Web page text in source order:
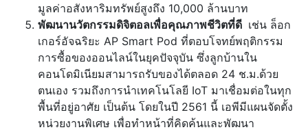
มูลค่าอสังหาริมทรัพย์สูงถึง 10,000 ล้านบาท
พัฒนานวัตกรรมดิจิตอลเพื่อคุณภาพชีวิตที่ดี เช่น ล็อก
เกอร์อัจฉริยะ AP Smart Pod ที่ตอบโจทย์พฤติกรรม
การซื้อของออนไลน์ในยุคปัจจุบัน ซึ่งลูกบ้านใน
คอนโดมิเนียมสามารถรับของได้ตลอด 24 ช.ม.ด้วย
ตนเอง รวมถึงการนำเทคโนโลยี IoT มาเชื่อมต่อในทุก
พื้นที่อยู่อาศัย เป็นต้น โดยในปี 2561 นี้ เอพีมีแผนจัดตั้ง
หน่วยงานพิเศษ เพื่อทำหน้าที่คิดค้นและพัฒนา